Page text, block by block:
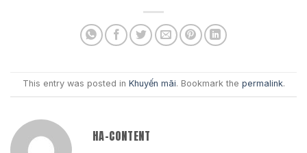
This entry was posted in Khuyến mãi. Bookmark the permalink.
HA-CONTENT